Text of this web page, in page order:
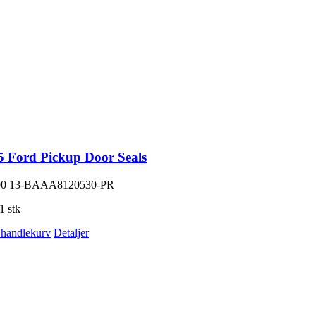
Ford Pickup Door Seals
13-BAAA8120530-PR
stk
Detaljer